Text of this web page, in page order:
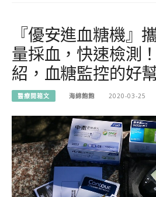
『優安進血糖機』
量採血，快速檢測
紹，血糖監控的好
醫療開箱文 海綿飽飽 2020-03-25